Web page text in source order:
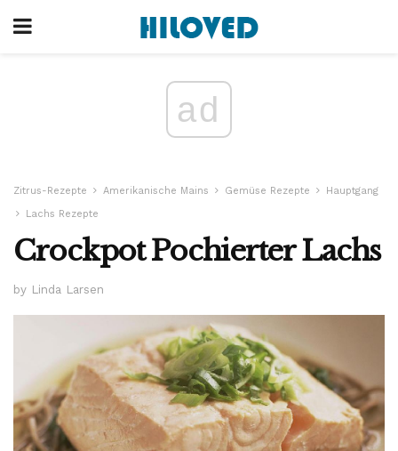
ad
Zitrus-Rezepte Amerikanische Mains Gemüse Rezepte
Hauptgang
Lachs Rezepte
Crockpot Pochierter Lachs
by Linda Larsen